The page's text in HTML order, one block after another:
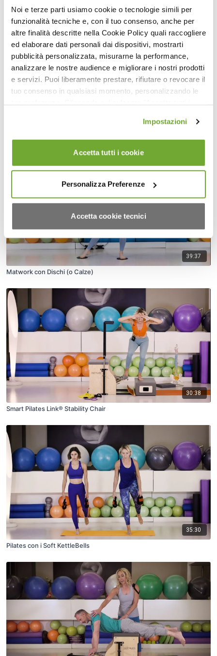
Noi e terze parti usiamo cookie o tecnologie simili per
funzionalità tecniche e, con il tuo consenso, anche per
altre finalità descritte nella Cookie Policy quali raccogliere
ed elaborare dati personali dai dispositivi, mostrarti
pubblicità personalizzata, misurarne la performance,
analizzare le nostre audience e migliorare i nostri prodotti
e servizi. Puoi liberamente prestare, rifiutare o revocare il
tuo consenso in qualsiasi momento, personalizzando le
finalità indicate. Cliccando sul pulsante "Accetta cookie
tecnici" acconsenti all'uso dei soli cookie tecnici.
Impostazioni
Accetta tutti i cookie
Personalizza Preferenze
Accetta cookie tecnici
17:04
39:37
Matwork con Dischi (o Calze)
30:38
Smart Pilates Link® Stability Chair
35:30
Pilates con i Soft KettleBells